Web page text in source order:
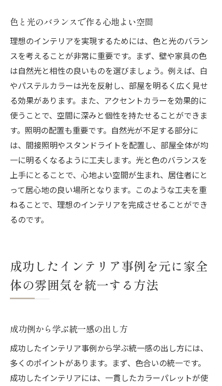
色と光のバランスで作る心地よい空間
理想のインテリアを実現するためには、色と光のバラン
スを考えることが非常に重要です。まず、壁や家具の色
は自然光と相性の良いものを選びましょう。例えば、白
やパステルカラーは光を反射し、部屋を明るく広く見せ
る効果があります。また、アクセントカラーを効果的に
使うことで、空間に深みと個性を持たせることができま
す。照明の配置も重要です。自然光が不足する部分に
は、間接照明やスタンドライトを配置し、部屋全体が均
一に明るくなるように工夫します。光と色のバランスを
上手にとることで、心地よい空間が生まれ、居住者にと
って居心地の良い場所となります。このような工夫を重
ねることで、理想のインテリアを完成させることができ
るのです。
成功したインテリア事例を元に家全
体の雰囲気を統一する方法
成功例から学ぶ統一感の出し方
成功したインテリア事例から学ぶ統一感の出し方には、
多くのポイントがあります。まず、色合いの統一です。
成功したインテリアには、一貫したカラーパレットが使